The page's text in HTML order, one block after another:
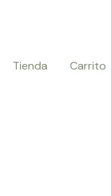
Tienda Carrito